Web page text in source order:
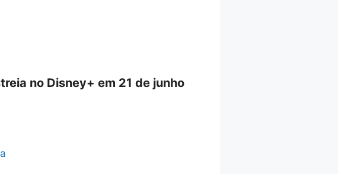
no Disney+ em 21 de junho